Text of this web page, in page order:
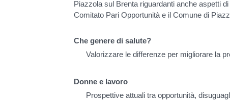
Piazzola sul Brenta riguardanti anche aspetti
Comitato Pari Opportunità e il Comune di
Che genere di salute?
Valorizzare le differenze per migliorare la
Donne e lavoro
Prospettive attuali tra opportunità,